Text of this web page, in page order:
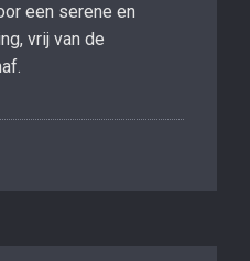
een serene en
vrij van de